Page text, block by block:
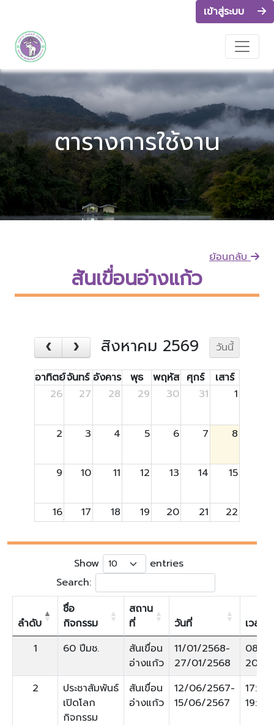
เข้าสู่ระบบ
ตารางการใช้งาน
ย้อนกลับ
สันเขื่อนอ่างแก้ว
วันนี้
สิงหาคม 2569
อาทิตย์จันทร์ อังคาร พุธ พฤหัส ศุกร์
เสาร์
26
27 28 29 30 31 1
2 3 4 5 6 7 8
9 10 11 12 13 14 15
16 17 18 19 20 21 22
25 26
30 31 1 2 3 4
Show
entries
Search:
ลำดับ
ชื่อ
กิจกรรม
สถาน
ที่
วันที่
เวลา
1
60 ปีมช.
สันเขื่อน
อ่างแก้ว
11/01/2568-
27/01/2568
20:00
2
ประชาสัมพันธ์
เปิดโลก
กิจกรรม
สันเขื่อน
อ่างแก้ว
12/06/2567-
15/06/2567
17:00-
19:00